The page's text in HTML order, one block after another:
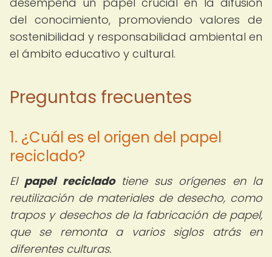
del conocimiento, promoviendo valores de
sostenibilidad y responsabilidad ambiental en
el ámbito educativo y cultural.
Preguntas frecuentes
1. ¿Cuál es el origen del papel
reciclado?
El papel recicladotiene sus orígenes en la
reutilización de materiales de desecho, como
trapos y desechos de la fabricación de papel,
que se remonta a varios siglos atrás en
diferentes culturas.